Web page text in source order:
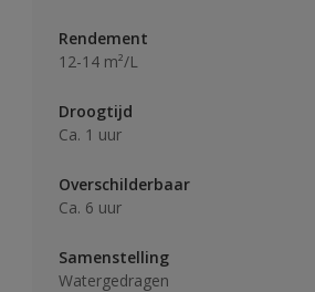
Rendement
12-14 m²/L
Droogtijd
Ca. 1 uur
Overschilderbaar
Ca. 6 uur
Samenstelling
Watergedragen